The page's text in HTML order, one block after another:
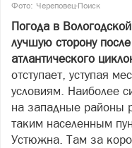
Фото: Череповец-Поиск
Погода в
лучшую сторону
атлантического
отступает, уступая
условиям. Наиболее
на западные районы
таким населенным
Устюжна. Там за